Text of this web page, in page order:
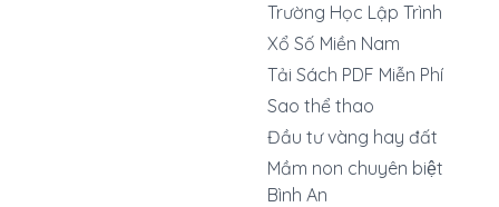
Trường Học Lập Trình
Xổ Số Miền Nam
Tải Sách PDF Miễn Phí
Sao thể thao
Đầu tư vàng hay đất
Mầm non chuyên biệt
Bình An